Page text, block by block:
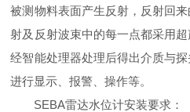
被测物料表面产生反射，反射回
射及反射波束中的每一点都采用
经智能处理器处理后得出介质与
进行显示、报警、操作等。
SEBA雷达水位计安装要求：